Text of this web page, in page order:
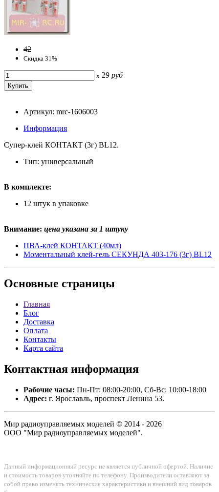
42
Скидка 31%
x 29 руб
Артикул: mrc-1606003
Информация
Супер-клей КОНТАКТ (3г) BL12.
Тип: универсальный
В комплекте:
12 штук в упаковке
Внимание: цена указана за 1 штуку
ПВА-клей КОНТАКТ (40мл)
Моментальный клей-гель СЕКУНДА 403-176 (3г) BL12
Основные страницы
Главная
Блог
Доставка
Оплата
Контакты
Карта сайта
Контактная информация
Рабочие часы: Пн-Пт: 08:00-20:00, Сб-Вс: 10:00-18:00
Адрес: г. Ярославль, проспект Ленина 53.
Мир радиоуправляемых моделей © 2014 - 2026
ООО "Мир радиоуправляемых моделей".
Данный информационный ресурс не является публичной офертой. Наличие
и стоимость товаров уточняйте по телефону. Производители оставляют за
собой право изменять технические характеристики и внешний вид товаров